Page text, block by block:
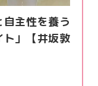
主性を養う
ト」【井坂敦